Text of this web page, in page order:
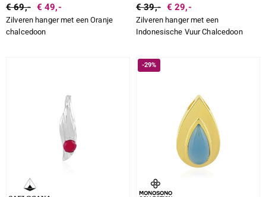
€ 69,- € 49,-
Zilveren hanger met een Oranje
chalcedoon
€ 39,- € 29,-
Zilveren hanger met een
Indonesische Vuur Chalcedoon
-29%